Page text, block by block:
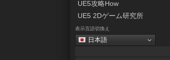
UE5攻略How
UE5 2Dゲーム研究所
表示言語切換え
日本語